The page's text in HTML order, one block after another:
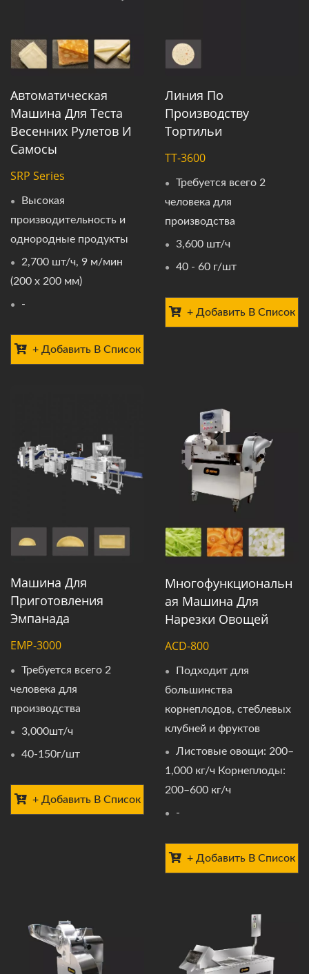
Автоматическая
Машина Для Теста
Весенних Рулетов И
Самосы
SRP Series
Высокая
производительность и
однородные продукты
2,700 шт/ч, 9 м/мин
(200 x 200 мм)
-
+ Добавить В Список
Линия По
Производству
Тортильи
TT-3600
Требуется всего 2
человека для
производства
3,600 шт/ч
40 - 60 г/шт
+ Добавить В Список
Машина Для
Приготовления
Эмпанада
EMP-3000
Требуется всего 2
человека для
производства
3,000шт/ч
40-150г/шт
+ Добавить В Список
Многофункциональн
Ая Машина Для
Нарезки Овощей
ACD-800
Подходит для
большинства
корнеплодов, стеблевых
клубней и фруктов
Листовые овощи: 200–
1,000 кг/ч Корнеплоды:
200–600 кг/ч
-
+ Добавить В Список